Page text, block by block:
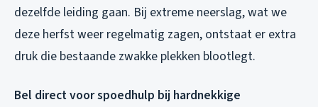
dezelfde leiding gaan. Bij extreme neerslag, wat we
deze herfst weer regelmatig zagen, ontstaat er extra
druk die bestaande zwakke plekken blootlegt.
Bel direct voor spoedhulp bij hardnekkige